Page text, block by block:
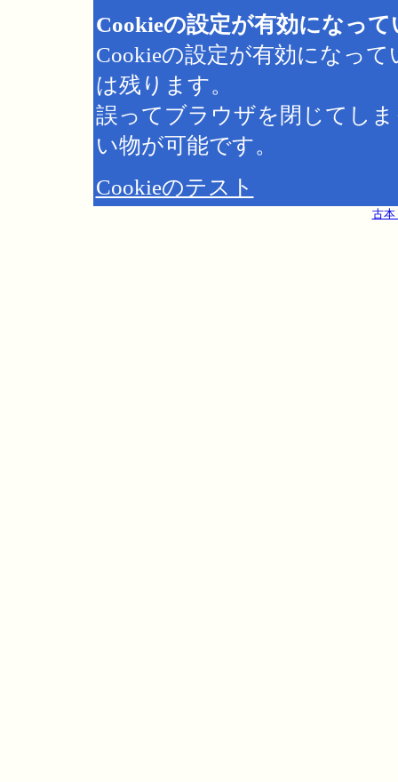
Cookieの設定が有効になっ
Cookieの設定が有効になっ
は残ります。
誤ってブラウザを閉じてし
い物が可能です。
Cookieのテスト
古本